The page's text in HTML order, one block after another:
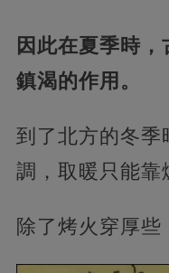
因此在夏季時
鎮渴的作用。
到了北方的冬季
調，取暖只能靠
除了烤火穿厚些